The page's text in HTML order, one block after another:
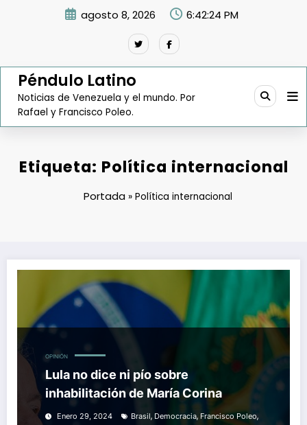
agosto 8, 2026 6:42:25 PM
Péndulo Latino
Noticias de Venezuela y el mundo. Por
Rafael y Francisco Poleo.
Etiqueta: Política internacional
Portada »Política internacional
OPINIÓN
Lula no dice ni pío sobre
inhabilitación de María Corina
Enero 29, 2024 Brasil, Democracia, Francisco Poleo,